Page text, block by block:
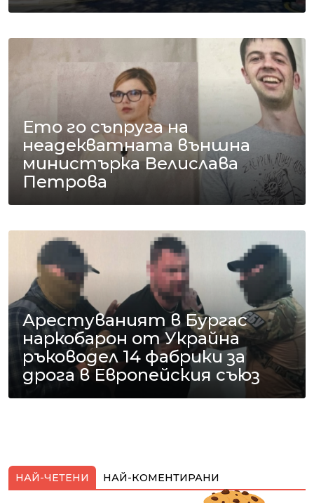
Ето го съпруга на
неадекватната външна
министърка Велислава
Петрова
Арестуваният в Бургас
наркобарон от Украйна
ръководел 14 фабрики за
дрога в Европейския съюз
НАЙ-ЧЕТЕНИ НАЙ-КОМЕНТИРАНИ